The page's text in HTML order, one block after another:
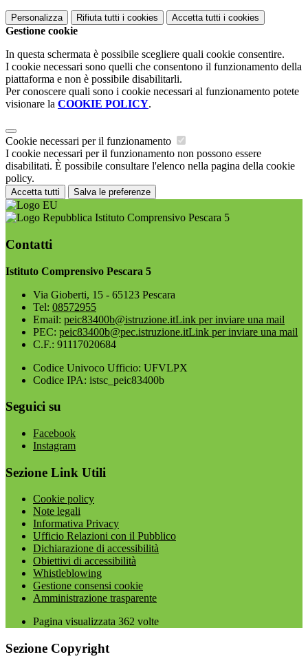
Personalizza Rifiuta tutti i cookies Accetta tutti i cookies
Gestione cookie
In questa schermata è possibile scegliere quali cookie consentire.
I cookie necessari sono quelli che consentono il funzionamento della
piattaforma e non è possibile disabilitarli.
Per conoscere quali sono i cookie necessari al funzionamento potete
visionare la COOKIE POLICY.
Cookie necessari per il funzionamento
I cookie necessari per il funzionamento non possono essere
disabilitati. È possibile consultare l'elenco nella pagina della cookie
policy.
Accetta tutti Salva le preferenze
Istituto Comprensivo Pescara 5
Contatti
Istituto Comprensivo Pescara 5
Via Gioberti, 15 - 65123 Pescara
Tel: 08572955
Email: peic83400b@istruzione.itLink per inviare una mail
PEC: peic83400b@pec.istruzione.itLink per inviare una mail
C.F.: 91117020684
Codice Univoco Ufficio: UFVLPX
Codice IPA: istsc_peic83400b
Seguici su
Facebook
Instagram
Sezione Link Utili
Cookie policy
Note legali
Informativa Privacy
Ufficio Relazioni con il Pubblico
Dichiarazione di accessibilità
Obiettivi di accessibilità
Whistleblowing
Gestione consensi cookie
Amministrazione trasparente
Pagina visualizzata 362 volte
Sezione Copyright